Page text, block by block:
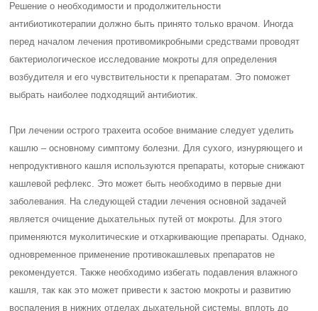
Решение о необходимости и продолжительности
антибиотикотерапии должно быть принято только врачом. Иногда
перед началом лечения противомикробными средствами проводят
бактериологическое исследование мокроты для определения
возбудителя и его чувствительности к препаратам. Это поможет
выбрать наиболее подходящий антибиотик.
При лечении острого трахеита особое внимание следует уделить
кашлю – основному симптому болезни. Для сухого, изнуряющего и
непродуктивного кашля используются препараты, которые снижают
кашлевой рефлекс. Это может быть необходимо в первые дни
заболевания. На следующей стадии лечения основной задачей
является очищение дыхательных путей от мокроты. Для этого
применяются муколитические и отхаркивающие препараты. Однако,
одновременное применение противокашлевых препаратов не
рекомендуется. Также необходимо избегать подавления влажного
кашля, так как это может привести к застою мокроты и развитию
воспаления в нижних отделах дыхательной системы, вплоть до